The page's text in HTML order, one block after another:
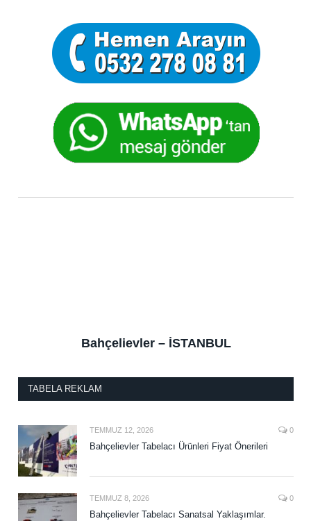
Bahçelievler – İSTANBUL
TABELA REKLAM
TEMMUZ 12, 2026 0
Bahçelievler Tabelacı Ürünleri Fiyat Önerileri
TEMMUZ 8, 2026 0
Bahçelievler Tabelacı Sanatsal Yaklaşımlar.